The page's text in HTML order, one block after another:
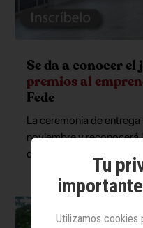
Se da a conocer el
premios al
Fede
La ceremonia de
noviembre y
del sector
Tu
Utilizamos cookies